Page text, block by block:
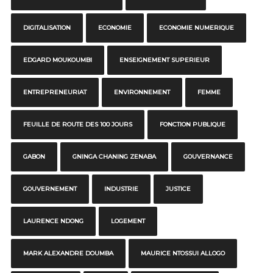
DIGITALISATION ECONOMIE ECONOMIE NUMERIQUE
EDGARD MOUKOUMBI ENSEIGNEMENT SUPERIEUR
ENTREPRENEURIAT ENVIRONNEMENT FEMME
FEUILLE DE ROUTE DES 100 JOURS FONCTION PUBLIQUE
GABON GNINGA CHANING ZENABA GOUVERNANCE
GOUVERNEMENT INDUSTRIE JUSTICE
LAURENCE NDONG LOGEMENT
MARK ALEXANDRE DOUMBA MAURICE NTOSSUI ALLOGO